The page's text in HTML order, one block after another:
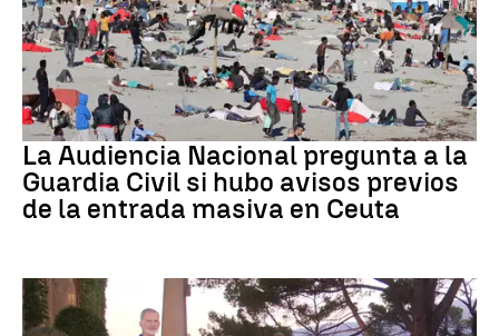
Crisis migratoria
La Audiencia Nacional pregunta a la
Guardia Civil si hubo avisos previos
de la entrada masiva en Ceuta